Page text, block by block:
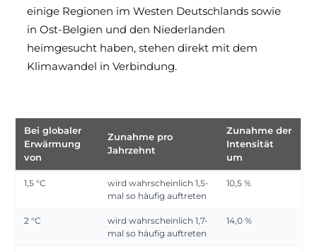
einige Regionen im Westen Deutschlands sowie
in Ost-Belgien und den Niederlanden
heimgesucht haben, stehen direkt mit dem
Klimawandel in Verbindung.
Bei globaler
Erwärmung
von
Zunahme pro
Jahrzehnt
Zunahme der
Intensität
um
1,5 °C
wird wahrscheinlich 1,5-
mal so häufig auftreten
10,5 %
2 °C
wird wahrscheinlich 1,7-
mal so häufig auftreten
14,0 %